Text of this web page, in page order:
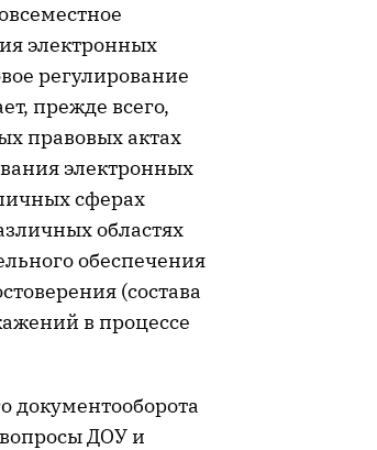
электронных
регулирование
прежде всего,
правовых актах
электронных
сферах
областях
обеспечения
(состава
в процессе
документооборота
ДОУ и